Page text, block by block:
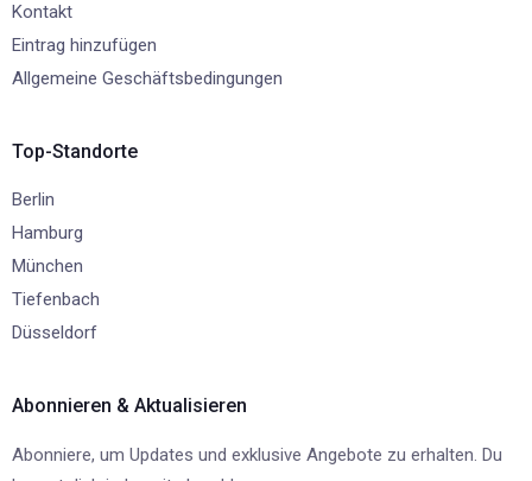
Kontakt
Eintrag hinzufügen
Allgemeine Geschäftsbedingungen
Top-Standorte
Berlin
Hamburg
München
Tiefenbach
Düsseldorf
Abonnieren & Aktualisieren
Abonniere, um Updates und exklusive Angebote zu erhalten. Du